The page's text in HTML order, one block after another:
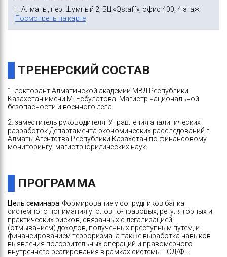
г. Алматы, пер. Шумный 2, БЦ «Qstaff», офис 400, 4 этаж
Посмотреть на карте
ТРЕНЕРСКИЙ СОСТАВ
1. докторант Алматинской академии МВД Республики
Казахстан имени М. Есбулатова. Магистр национальной
безопасности и военного дела.
2. заместитель руководителя Управления аналитических
разработок Департамента экономических расследований г.
Алматы Агентства Республики Казахстан по финансовому
мониторингу, магистр юридических наук.
ПРОГРАММА
Цель семинара: Формирование у сотрудников банка
системного понимания уголовно-правовых, регуляторных и
практических рисков, связанных с легализацией
(отмыванием) доходов, полученных преступным путем, и
финансированием терроризма, а также выработка навыков
выявления подозрительных операций и правомерного
внутреннего реагирования в рамках системы ПОД/ФТ.